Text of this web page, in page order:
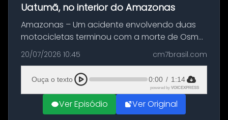
Uatumã, no interior do Amazonas
Amazonas – Um acidente envolvendo duas
motocicletas terminou com a morte de Osmar
Figueiredo de Souza, de 38 anos, no município
de São Sebastião do Uatumã, no interior do
Amazonas. A colisão ocorreu n...
20/07/2026 10:45 cm7brasil.com
Ouça o texto 0:00 / 1:14
powered by VOICEXPRESS
Ver Episódio Ver Original